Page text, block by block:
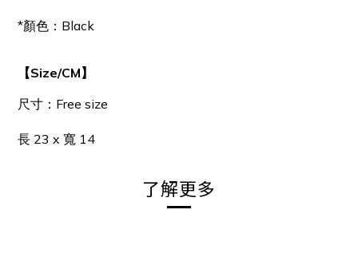
*顏色：Black
【Size/CM】
尺寸：Free size
長 23 x 寬 14
了解更多